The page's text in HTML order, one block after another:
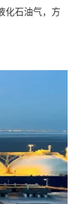
化石油气，方